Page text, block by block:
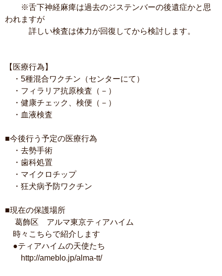
※舌下神経麻痺は過去のジステンバーの後遺症かと思
われますが
詳しい検査は体力が回復してから検討します。
【医療行為】
・5種混合ワクチン（センターにて）
・フィラリア抗原検査（－）
・健康チェック、検便（－）
・血液検査
■今後行う予定の医療行為
・去勢手術
・歯科処置
・マイクロチップ
・狂犬病予防ワクチン
■現在の保護場所
葛飾区 アルマ東京ティアハイム
時々こちらで紹介します
●ティアハイムの天使たち
http://ameblo.jp/alma-tt/